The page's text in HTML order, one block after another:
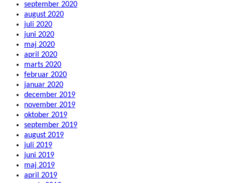
september 2020
august 2020
juli 2020
juni 2020
maj 2020
april 2020
marts 2020
februar 2020
januar 2020
december 2019
november 2019
oktober 2019
september 2019
august 2019
juli 2019
juni 2019
maj 2019
april 2019